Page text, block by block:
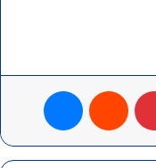
بينتيريست ماسنجر